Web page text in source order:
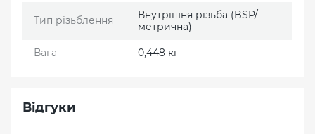
Тип різьблення
Внутрішня різьба (BSP/
метрична)
Вага 0,448 кг
Відгуки